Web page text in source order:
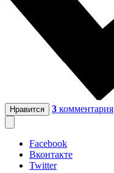
Нравится 3 комментария
Facebook
Вконтакте
Twitter